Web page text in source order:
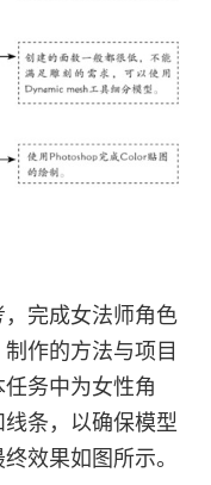
完成女法师角色
作的方法与项目
务中为女性角
条，以确保模型
效果如图所示。